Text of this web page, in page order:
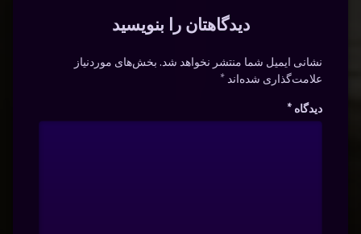
دیدگاهتان را بنویسید
نشانی ایمیل شما منتشر نخواهد شد. بخش‌های موردنیاز
علامت‌گذاری شده‌اند*
دیدگاه *